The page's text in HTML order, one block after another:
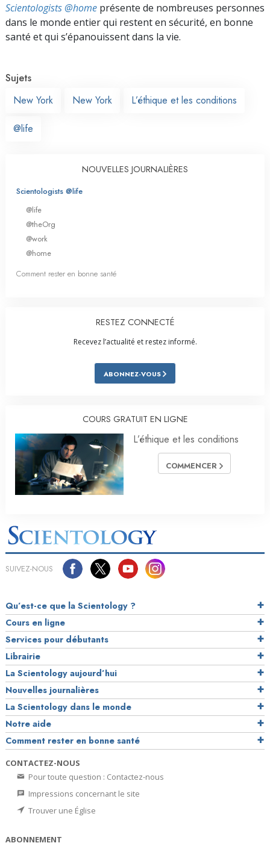
Scientologists @home présente de nombreuses personnes
dans le monde entier qui restent en sécurité, en bonne
santé et qui s’épanouissent dans la vie.
Sujets
New York
New York L’éthique et les conditions
@life
NOUVELLES JOURNALIÈRES
Scientologists @life
@life
@theOrg
@work
@home
Comment rester en bonne santé
RESTEZ CONNECTÉ
Recevez l’actualité et restez informé.
ABONNEZ-VOUS
COURS GRATUIT EN LIGNE
L’éthique et les conditions
COMMENCER
SUIVEZ-NOUS
Qu’est-ce que la Scientology ?
Cours en ligne
Services pour débutants
Librairie
La Scientology aujourd’hui
Nouvelles journalières
La Scientology dans le monde
Notre aide
Comment rester en bonne santé
CONTACTEZ-NOUS
Pour toute question : Contactez-nous
Impressions concernant le site
Trouver une Église
ABONNEMENT